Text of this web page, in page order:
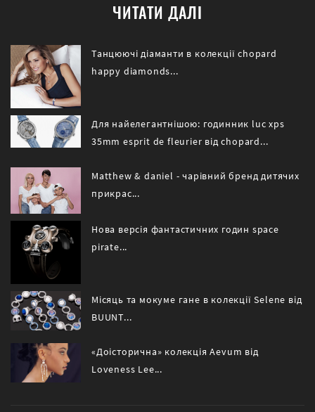
ЧИТАТИ ДАЛІ
Танцюючі діаманти в колекції chopard
happy diamonds...
Для найелегантнішою: годинник luc xps
35mm esprit de fleurier від chopard...
Matthew & daniel - чарівний бренд дитячих
прикрас...
Нова версія фантастичних годин space
pirate...
Місяць та мокуме гане в колекції Selene від
BUUNT...
«Доісторична» колекція Aevum від
Loveness Lee...